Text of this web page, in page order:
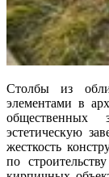
Столбы из
элементами в
эстетическую
жесткость
по